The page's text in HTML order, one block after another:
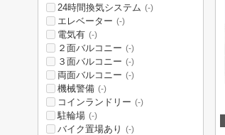
24時間換気システム (-)
エレベーター (-)
電気有 (-)
２面バルコニー (-)
３面バルコニー (-)
両面バルコニー (-)
機械警備 (-)
コインランドリー (-)
駐輪場 (-)
バイク置場あり (-)